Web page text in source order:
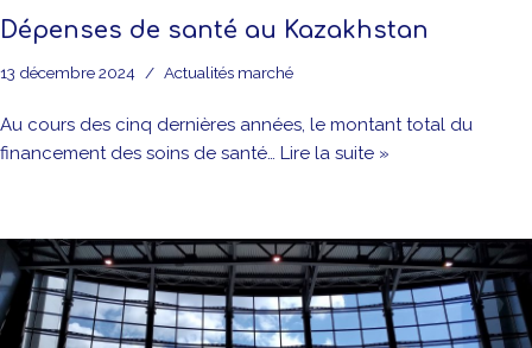
Dépenses de santé au Kazakhstan
13 décembre 2024 Actualités marché
Au cours des cinq dernières années, le montant total du
financement des soins de santé… Lire la suite »